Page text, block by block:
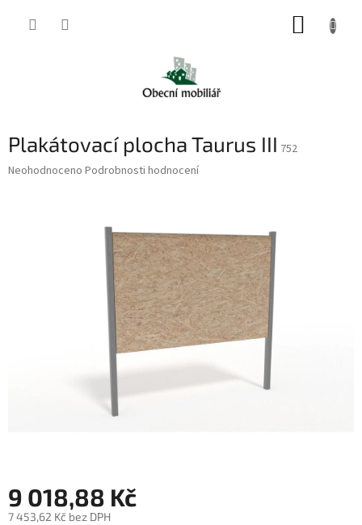
Plakátovací plocha Taurus III 752
Průměrné
Neohodnoceno Podrobnosti hodnocení
9 018,88 Kč
7 453,62 Kč bez DPH